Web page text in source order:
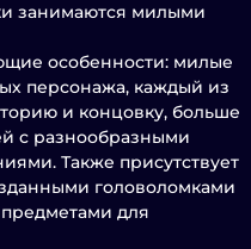
занимаются милыми
особенности: милые
персонажа, каждый из
и концовку, больше
с разнообразными
Также присутствует
головоломками
для